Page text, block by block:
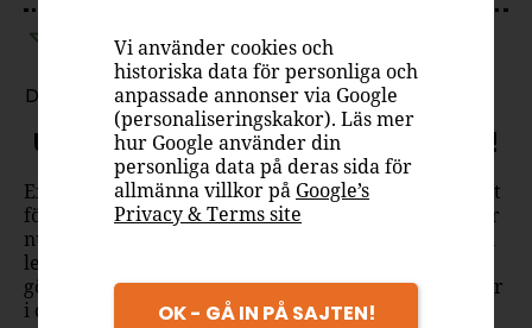
Drink
Upptäck nya Explorer Vaniljvodka!
Explorer, det ikoniska svenska spritvarumärket känt
för sin bästsäljande vodka sedan 1960-talet, lanserar
nu Explorer Vaniljvodka. En smaksatt vodka med en
len och rund smak av vanilj och en mjuk sötma som
gör den perfekt att antingen dricka som en shot eller
i drinkar.
Vi använder cookies och
historiska data för personliga och
anpassade annonser via Google
(personaliseringskakor). Läs mer
hur Google använder din
personliga data på deras sida för
allmänna villkor på Google’s
Privacy & Terms site
OK - GÅ IN PÅ SAJTEN!